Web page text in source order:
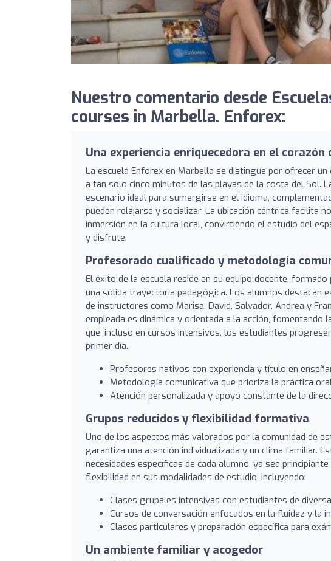
Nuestro comentario desde
courses in Marbella. Enforex:
Una experiencia enriquecedora en el corazón
La escuela Enforex en Marbella se distingue por ofrecer
a tan solo cinco minutos de las playas de la costa del Sol.
escenario ideal para sumergirse en el idioma,
pueden relajarse y socializar. La ubicación céntrica facilita
inmersión en la cultura local, convirtiendo el estudio del
y disfrute.
Profesorado cualificado y metodología
El éxito de la escuela reside en su equipo docente,
una sólida trayectoria pedagógica. Los alumnos destacan
de instructores como Marisa, David, Salvador, Andrea y
empleada es dinámica y orientada a la acción,
que, incluso en cursos intensivos, los estudiantes
primer día.
Profesores nativos con experiencia y título en
Metodología comunicativa que prioriza la práctica
Atención personalizada y apoyo constante de la
Grupos reducidos y flexibilidad formativa
Uno de los aspectos más valorados por la comunidad de
garantiza una atención individualizada y un clima familiar.
necesidades específicas de cada alumno, ya sea
flexibilidad en sus modalidades de estudio, incluyendo:
Clases grupales intensivas con estudiantes de
Cursos de conversación enfocados en la fluidez y la
Clases particulares y preparación específica para
Un ambiente familiar y acogedor